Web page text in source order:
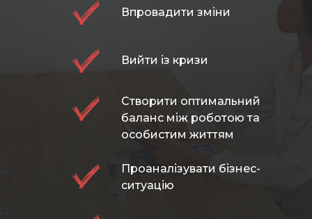
Впровадити зміни
Вийти із кризи
Створити оптимальний
баланс між роботою та
особистим життям
Проаналізувати бізнес-
ситуацію